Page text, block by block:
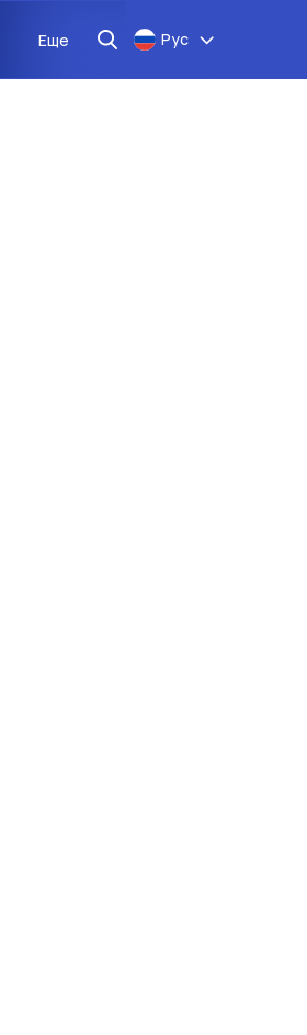
Еще Рус